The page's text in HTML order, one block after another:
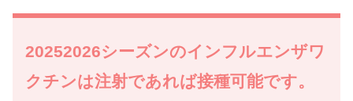
20252026シーズンのインフルエンザワ
クチンは注射であれば接種可能です。